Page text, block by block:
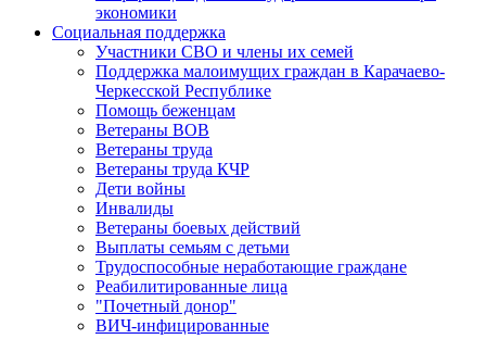
экономики
Социальная поддержка
Участники СВО и члены их семей
Поддержка малоимущих граждан в Карачаево-
Черкесской Республике
Помощь беженцам
Ветераны ВОВ
Ветераны труда
Ветераны труда КЧР
Дети войны
Инвалиды
Ветераны боевых действий
Выплаты семьям с детьми
Трудоспособные неработающие граждане
Реабилитированные лица
"Почетный донор"
ВИЧ-инфицированные